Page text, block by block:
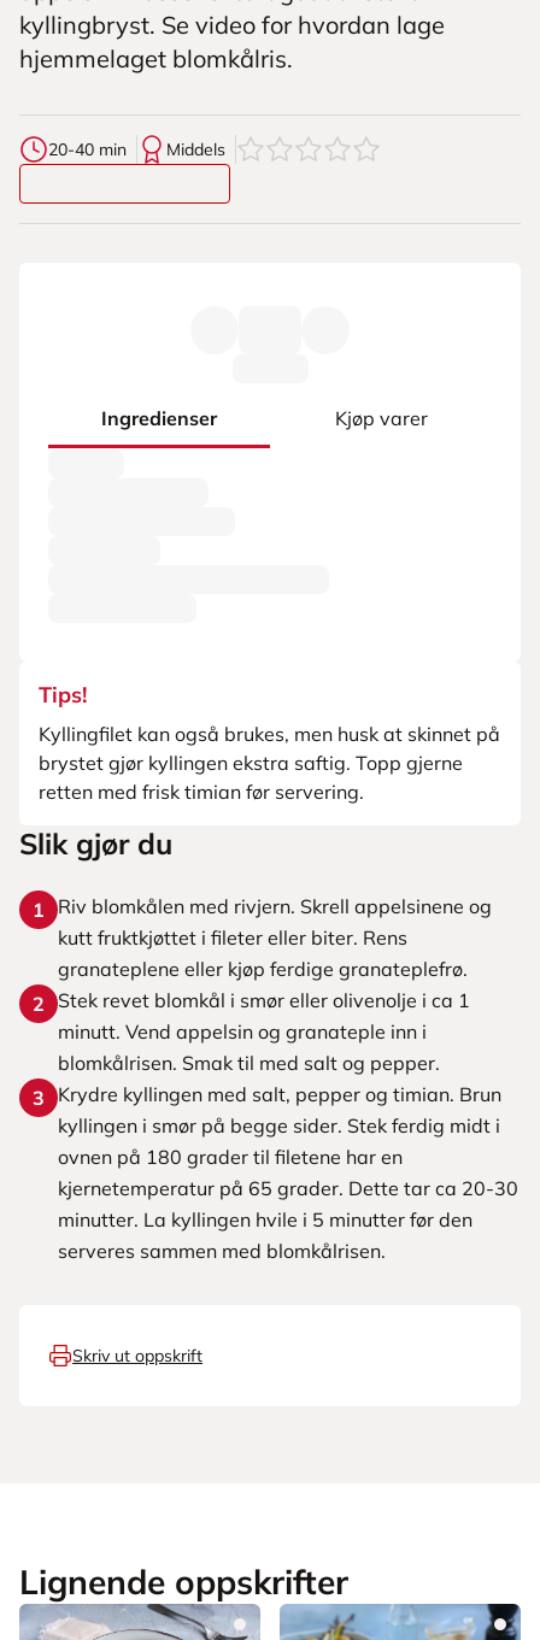
kyllingbryst. Se video for hvordan lage
hjemmelaget blomkålris.
20-40 min Middels 0av5stjerner
Ingredienser Kjøp varer
Tips!
Kyllingfilet kan også brukes, men husk at skinnet på
brystet gjør kyllingen ekstra saftig. Topp gjerne
retten med frisk timian før servering.
Slik gjør du
1
Riv blomkålen med rivjern. Skrell appelsinene og
kutt fruktkjøttet i fileter eller biter. Rens
granateplene eller kjøp ferdige granateplefrø.
2
Stek revet blomkål i smør eller olivenolje i ca 1
minutt. Vend appelsin og granateple inn i
blomkålrisen. Smak til med salt og pepper.
3
Krydre kyllingen med salt, pepper og timian. Brun
kyllingen i smør på begge sider. Stek ferdig midt i
ovnen på 180 grader til filetene har en
kjernetemperatur på 65 grader. Dette tar ca 20-30
minutter. La kyllingen hvile i 5 minutter før den
serveres sammen med blomkålrisen.
Skriv ut oppskrift
Lignende oppskrifter